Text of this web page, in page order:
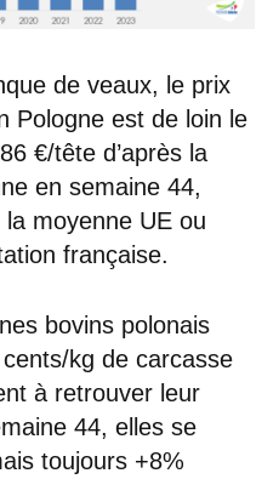
de veaux, le prix
Pologne est de loin le
€/tête d’après la
en semaine 44,
moyenne UE ou
française.
bovins polonais
kg de carcasse
à retrouver leur
44, elles se
toujours +8%